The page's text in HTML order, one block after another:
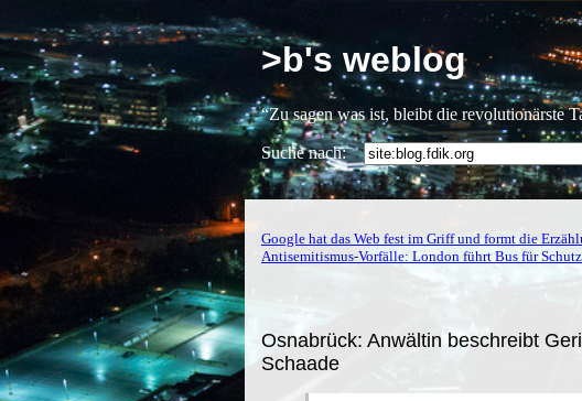
>b's weblog
“Zu sagen was ist, bleibt die revolutionärste
Suche nach:
Google hat das Web fest im Griff und formt die
Antisemitismus-Vorfälle: London führt Bus für
Osnabrück: Anwältin beschreibt
Schaade